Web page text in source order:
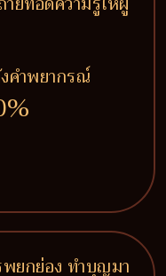
คำพยากรณ์
พยกย่อง ทำบุญมา